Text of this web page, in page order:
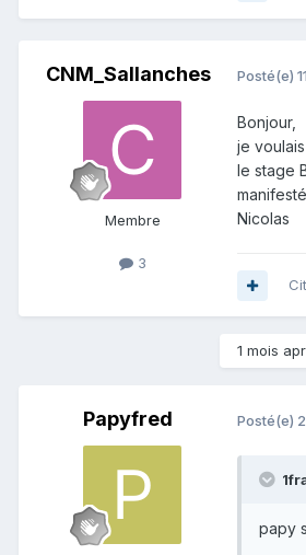
CNM_Sallanches
Membre
3
Posté(e)
Bonjour,
je
le stage
Nicolas
1 mois
Papyfred Posté(e)
papy